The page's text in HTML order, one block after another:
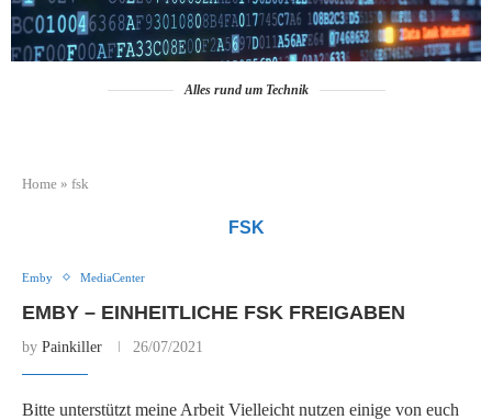
Alles rund um Technik
Home » fsk
FSK
Emby MediaCenter
EMBY – EINHEITLICHE FSK FREIGABEN
by Painkiller 26/07/2021
Bitte unterstützt meine Arbeit Vielleicht nutzen einige von euch